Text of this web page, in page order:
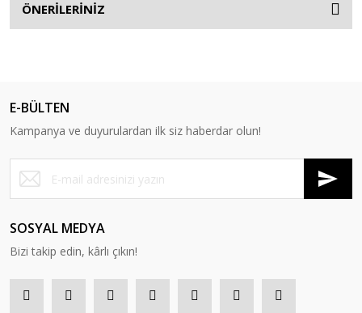
ÖNERİLERİNİZ
E-BÜLTEN
Kampanya ve duyurulardan ilk siz haberdar olun!
SOSYAL MEDYA
Bizi takip edin, kârlı çıkın!